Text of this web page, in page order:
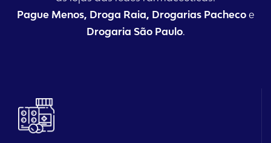
Pague Menos, Droga Raia, Drogarias Pacheco e
Drogaria São Paulo.